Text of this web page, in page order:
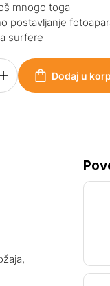
mnogo toga
postavljanje
surfere
Dodaj u